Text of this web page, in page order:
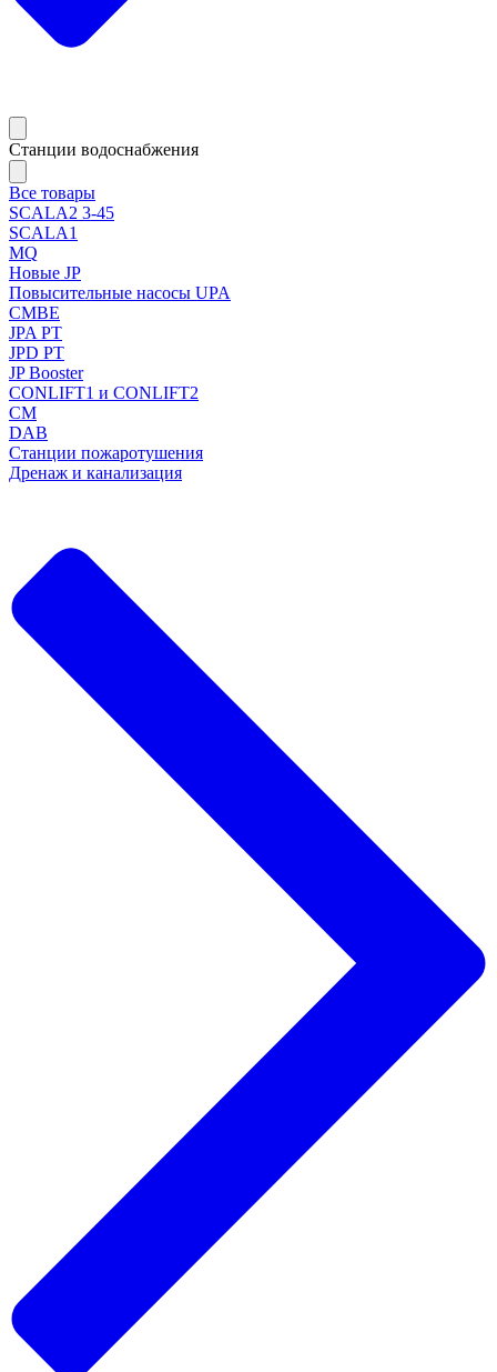
Станции водоснабжения
Все товары
SCALA2 3-45
SCALA1
MQ
Новые JP
Повысительные насосы UPA
CMBE
JPA PT
JPD PT
JP Booster
CONLIFT1 и CONLIFT2
CM
DAB
Станции пожаротушения
Дренаж и канализация